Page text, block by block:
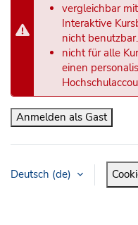
vergleichbar
Interaktive
nicht benutzbar.
nicht für alle
einen
Anmelden als Gast
Deutsch ‎(de)‎